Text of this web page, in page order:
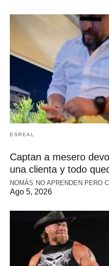
ESREAL
Captan a mesero
una clienta y todo
NOMÁS NO APRENDEN PERO
Ago 5, 2026